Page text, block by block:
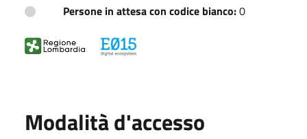
Persone in attesa con codice bianco:0
Modalità d'accesso